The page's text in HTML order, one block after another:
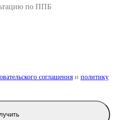
по ППБ
соглашения и политику